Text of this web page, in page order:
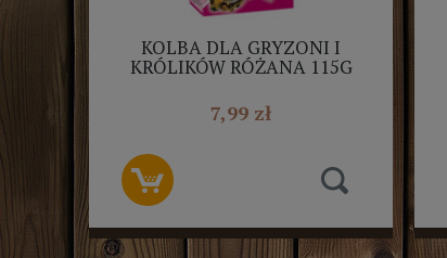
KOLBA DLA GRYZONI I
KRÓLIKÓW RÓŻANA 115G
7,99 zł